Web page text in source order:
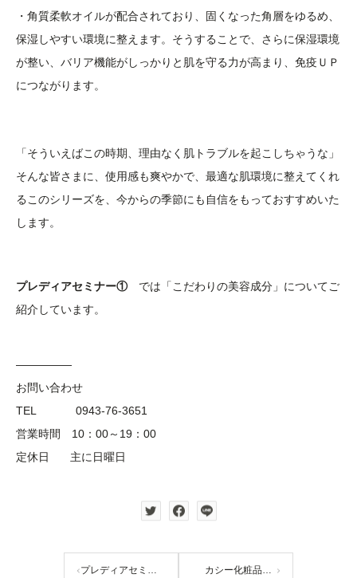
・角質柔軟オイルが配合されており、固くなった角層をゆるめ、
保湿しやすい環境に整えます。そうすることで、さらに保湿環境
が整い、バリア機能がしっかりと肌を守る力が高まり、免疫ＵＰ
につながります。
「そういえばこの時期、理由なく肌トラブルを起こしちゃうな」
そんな皆さまに、使用感も爽やかで、最適な肌環境に整えてくれ
るこのシリーズを、今からの季節にも自信をもっておすすめいた
します。
プレディアセミナー①では「こだわりの美容成分」についてご
紹介しています。
—————
お問い合わせ
TEL 0943-76-3651
営業時間 10：00～19：00
定休日 主に日曜日